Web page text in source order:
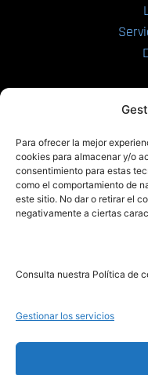
Para ofrecer la mejor
cookies para almacenar y/o
consentimiento para estas
como el comportamiento de
este sitio. No dar o retirar el
negativamente a ciertas
Consulta nuestra Política de
Gestionar los servicios